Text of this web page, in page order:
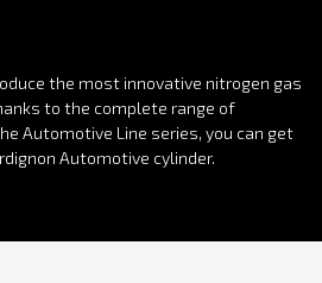
the most innovative nitrogen gas
to the complete range of
Automotive Line series, you can get
Automotive cylinder.